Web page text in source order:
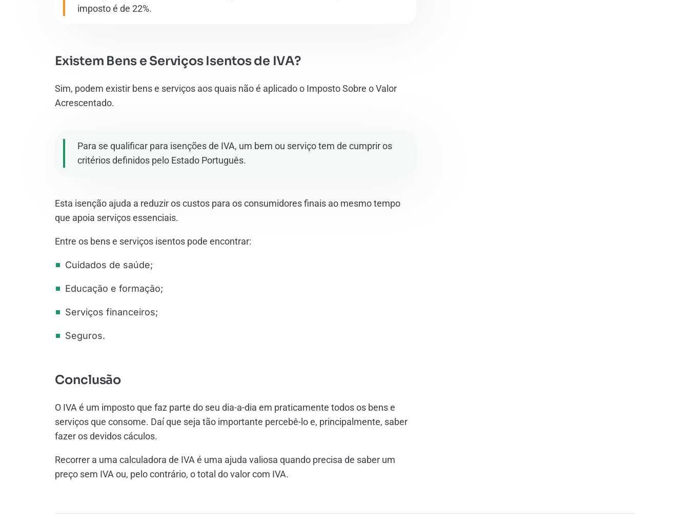
imposto é de 22%.
Existem Bens e Serviços Isentos de IVA?
Sim, podem existir bens e serviços aos quais não é aplicado o Imposto Sobre o Valor
Acrescentado.
Para se qualificar para isenções de IVA, um bem ou serviço tem de cumprir os
critérios definidos pelo Estado Português.
Esta isenção ajuda a reduzir os custos para os consumidores finais ao mesmo tempo
que apoia serviços essenciais.
Entre os bens e serviços isentos pode encontrar:
Cuidados de saúde;
Educação e formação;
Serviços financeiros;
Seguros.
Conclusão
O IVA é um imposto que faz parte do seu dia-a-dia em praticamente todos os bens e
serviços que consome. Daí que seja tão importante percebê-lo e, principalmente, saber
fazer os devidos cáculos.
Recorrer a uma calculadora de IVA é uma ajuda valiosa quando precisa de saber um
preço sem IVA ou, pelo contrário, o total do valor com IVA.